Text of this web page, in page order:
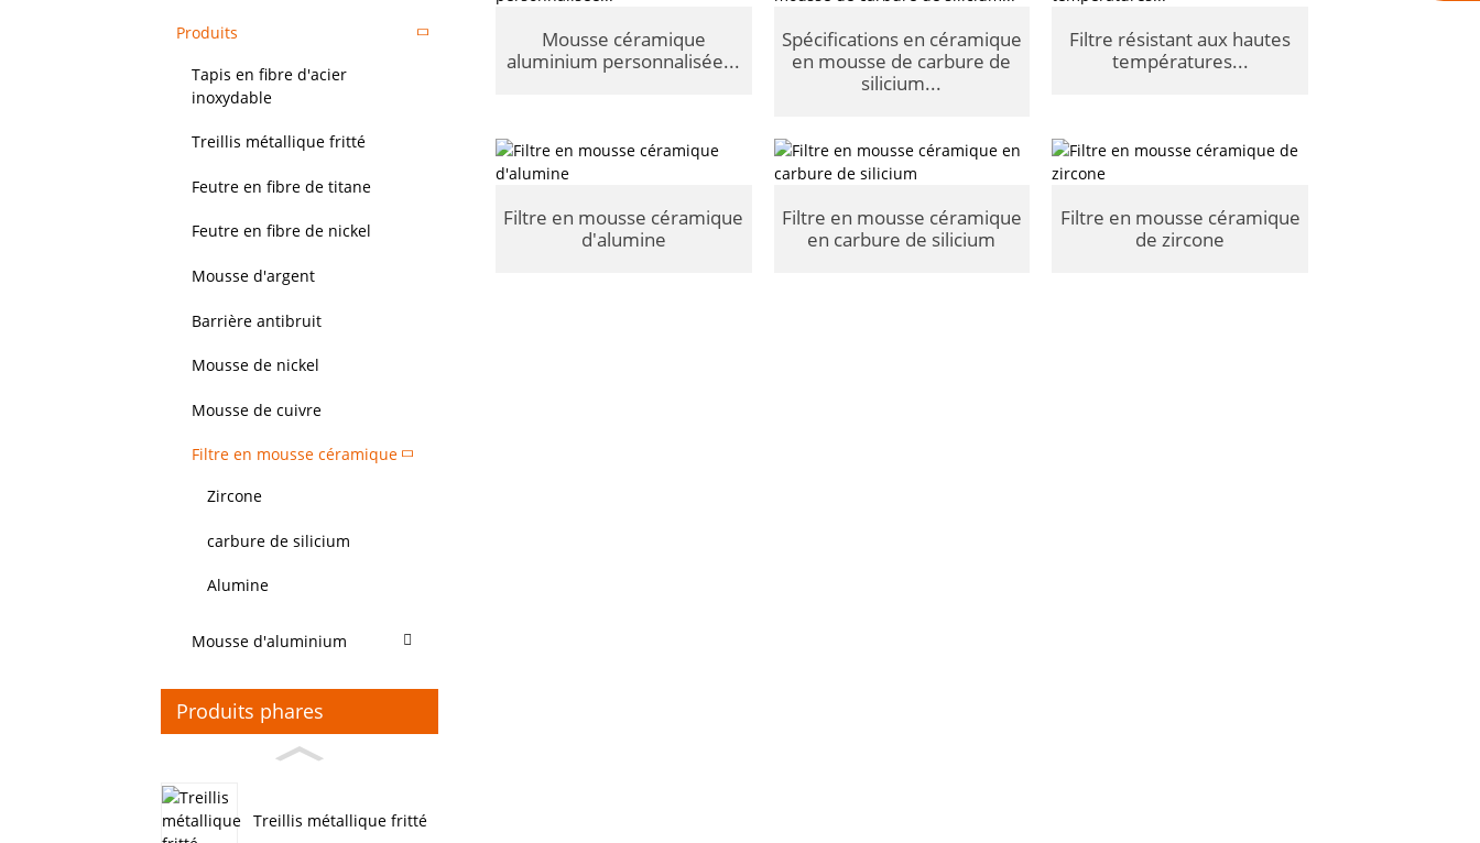
Produits
Tapis en fibre d'acier
inoxydable
Treillis métallique fritté
Feutre en fibre de titane
Feutre en fibre de nickel
Mousse d'argent
Barrière antibruit
Mousse de nickel
Mousse de cuivre
Filtre en mousse céramique
Zircone
carbure de silicium
Alumine
Mousse d'aluminium
Produits phares
Treillis métallique fritté
Mousse céramique
aluminium personnalisée...
Spécifications en céramique
en mousse de carbure de
silicium...
Filtre résistant aux hautes
températures...
Filtre en mousse céramique
d'alumine
Filtre en mousse céramique
en carbure de silicium
Filtre en mousse céramique
de zircone